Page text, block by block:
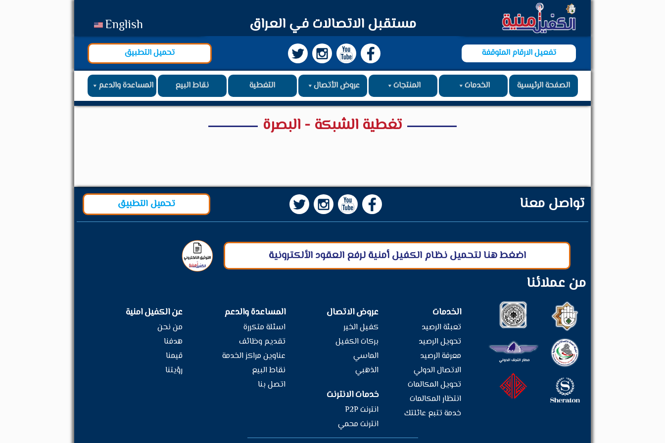
مستقبل الاتصالات في العراق English
تفعيل الارقام المتوقفة تحميل التطبيق
الصفحة الرئيسية الخدمات المنتجات عروض الأتصال التغطية نقاط البيع المساعدة والدعم
تغطية الشبكة - البصرة
تواصل معنا تحميل التطبيق
اضغط هنا لتحميل نظام الكفيل أمنية لرفع العقود الألكترونية
من عملائنا
الخدمات
تعبئة الرصيد
تحويل الرصيد
معرفة الرصيد
الاتصال الدولي
تحويل المكالمات
انتظار المكالمات
خدمة تتبع عائلتك
عروض الاتصال
كفيل الخير
بركات الكفيل
الماسي
الذهبي
خدمات الانترنت
انترنت P2P
انترنت محمي
المساعدة والدعم
اسئلة متكررة
تقديم وظائف
عناوين مراكز الخدمة
نقاط البيع
اتصل بنا
عن الكفيل امنية
من نحن
هدفنا
قيمنا
رؤيتنا